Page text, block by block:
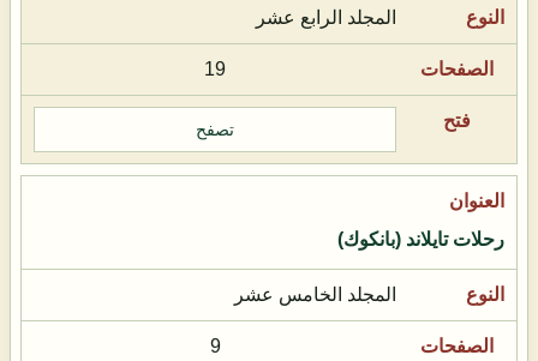
المجلد الرابع عشر
19
تصفح
رحلات تايلاند (بانكوك)
المجلد الخامس عشر
9